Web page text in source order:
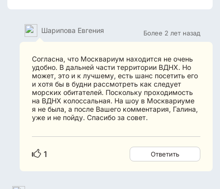
Более 2 лет назад
Шарипова Евгения
Согласна, что Москвариум находится не очень
удобно. В дальней части территории ВДНХ. Но
может, это и к лучшему, есть шанс посетить его
и хотя бы в будни рассмотреть как следует
морских обитателей. Поскольку проходимость
на ВДНХ колоссальная. На шоу в Москвариуме
я не была, а после Вашего комментария, Галина,
уже и не пойду. Спасибо за совет.
1 Ответить